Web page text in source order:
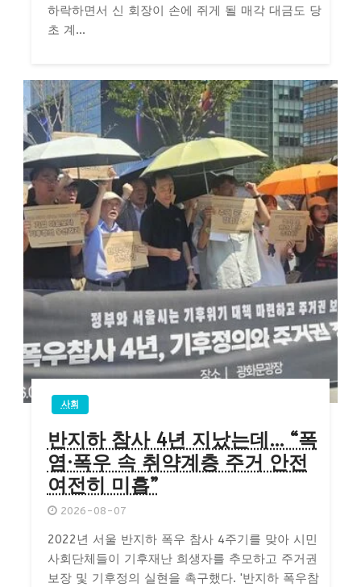
하락하면서 신 회장이 손에 쥐게 될 매각 대금도 당
초 계...
사회
반지하 참사 4년 지났는데… “폭
염·폭우 속 취약계층 주거 안전
여전히 미흡”
2026-08-07
2022년 서울 반지하 폭우 참사 4주기를 맞아 시민
사회단체들이 기후재난 희생자를 추모하고 주거권
보장 및 기후정의 실현을 촉구했다. '반지하 폭우참